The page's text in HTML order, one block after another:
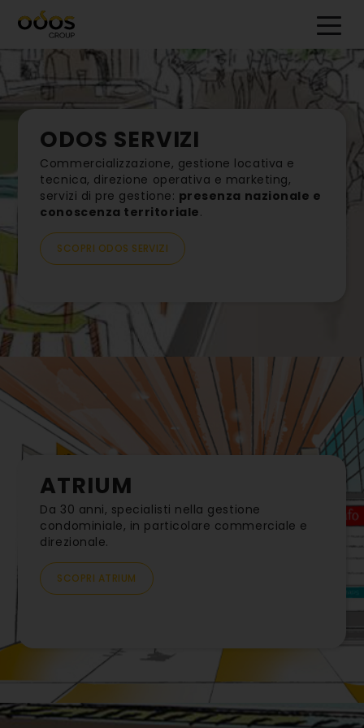
ODOS SERVIZI
Commercializzazione, gestione locativa e
tecnica, direzione operativa e marketing,
servizi di pre gestione: presenza nazionale e
conoscenza territoriale.
SCOPRI ODOS SERVIZI
ATRIUM
Da 30 anni, specialisti nella gestione
condominiale, in particolare commerciale e
direzionale.
SCOPRI ATRIUM
Odos Group:
Gestione centri
commerciali
SCOPRI I NOSTRI CENTRI
Servizi di gestione